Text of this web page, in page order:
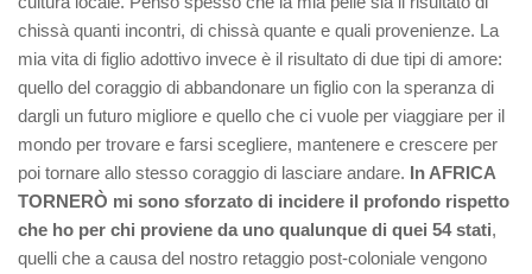
chissà quanti incontri, di chissà quante e quali provenienze. La
mia vita di figlio adottivo invece è il risultato di due tipi di amore:
quello del coraggio di abbandonare un figlio con la speranza di
dargli un futuro migliore e quello che ci vuole per viaggiare per il
mondo per trovare e farsi scegliere, mantenere e crescere per
poi tornare allo stesso coraggio di lasciare andare. In AFRICA
TORNERÒ mi sono sforzato di incidere il profondo rispetto
che ho per chi proviene da uno qualunque di quei 54 stati,
quelli che a causa del nostro retaggio post-coloniale vengono